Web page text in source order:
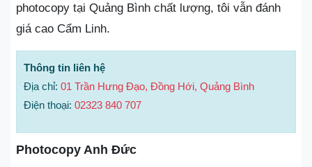
photocopy tại Quảng Bình chất lượng, tôi vẫn đánh
giá cao Cẩm Linh.
Thông tin liên hệ
Địa chỉ: 01 Trần Hưng Đạo, Đồng Hới, Quảng Bình
Điện thoại: 02323 840 707
Photocopy Anh Đức